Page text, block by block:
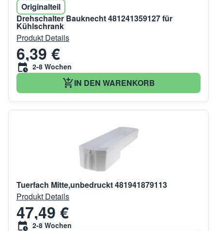
Originalteil
Drehschalter Bauknecht 481241359127 für
Kühlschrank
Produkt Details
6,39 €
2-8 Wochen
IN DEN WARENKORB
Tuerfach Mitte,unbedruckt 481941879113
Produkt Details
47,49 €
2-8 Wochen